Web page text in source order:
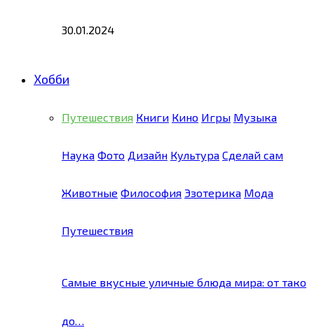
30.01.2024
Хобби
Путешествия Книги Кино Игры Музыка
Наука Фото Дизайн Культура Сделай сам
Животные Философия Эзотерика Мода
Путешествия
Самые вкусные уличные блюда мира: от тако
до…